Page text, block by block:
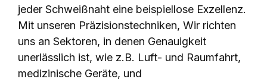
jeder Schweißnaht eine beispiellose Exzellenz.
Mit unseren Präzisionstechniken, Wir richten
uns an Sektoren, in denen Genauigkeit
unerlässlich ist, wie z.B. Luft- und Raumfahrt,
medizinische Geräte, und